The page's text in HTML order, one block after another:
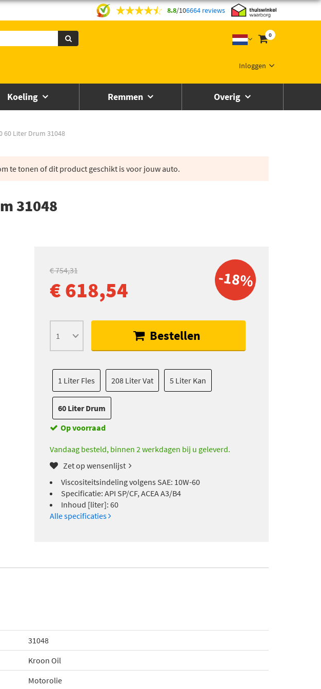
8.8/106664 reviews
0
Inloggen
Koeling Remmen Overig
60 Liter Drum 31048
te tonen of dit product geschikt is voor jouw auto.
31048
-18%
€ 754,31
€ 618,54
Bestellen
1 Liter Fles 208 Liter Vat 5 Liter Kan
60 Liter Drum
Op voorraad
Vandaag besteld, binnen 2 werkdagen bij u geleverd.
Zet op wensenlijst
Viscositeitsindeling volgens SAE: 10W-60
Specificatie: API SP/CF, ACEA A3/B4
Inhoud [liter]: 60
Alle specificaties
31048
Kroon Oil
Motorolie